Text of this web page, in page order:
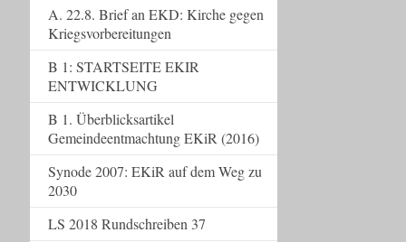
A. 22.8. Brief an EKD: Kirche gegen
Kriegsvorbereitungen
B 1: STARTSEITE EKIR
ENTWICKLUNG
B 1. Überblicksartikel
Gemeindeentmachtung EKiR (2016)
Synode 2007: EKiR auf dem Weg zu
2030
LS 2018 Rundschreiben 37